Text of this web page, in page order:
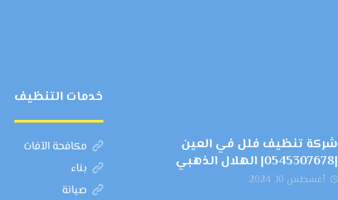
شركة تنظيف فلل في العين
|0545307678| الهلال الذهبي
أغسطس 10, 2024
خدمات التنظيف
مكافحة الآفات
بناء
صيانة